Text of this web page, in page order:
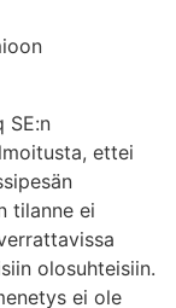
SE:n
ettei
tilanne ei
olosuhteisiin.
ei ole